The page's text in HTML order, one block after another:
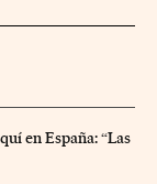
en España: “Las